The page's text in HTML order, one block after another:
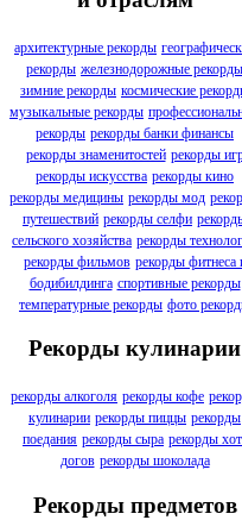
архитектурные рекорды
рекорды железнодорожные рекорды
зимние рекорды космические
музыкальные рекорды
рекорды рекорды банки финансы
рекорды знаменитостей рекорды
рекорды искусства рекорды кино
рекорды медицины рекорды мод
путешествий рекорды селфи
сельского хозяйства рекорды
рекорды фильмов рекорды фитнеса
бодибилдинга спортивные рекорды
температурные рекорды фото
Рекорды кулинарии
рекорды алкоголя рекорды кофе
кулинарии рекорды пиццы рекорды
поедания рекорды сыра рекорды
догов рекорды шоколада
Рекорды предметов